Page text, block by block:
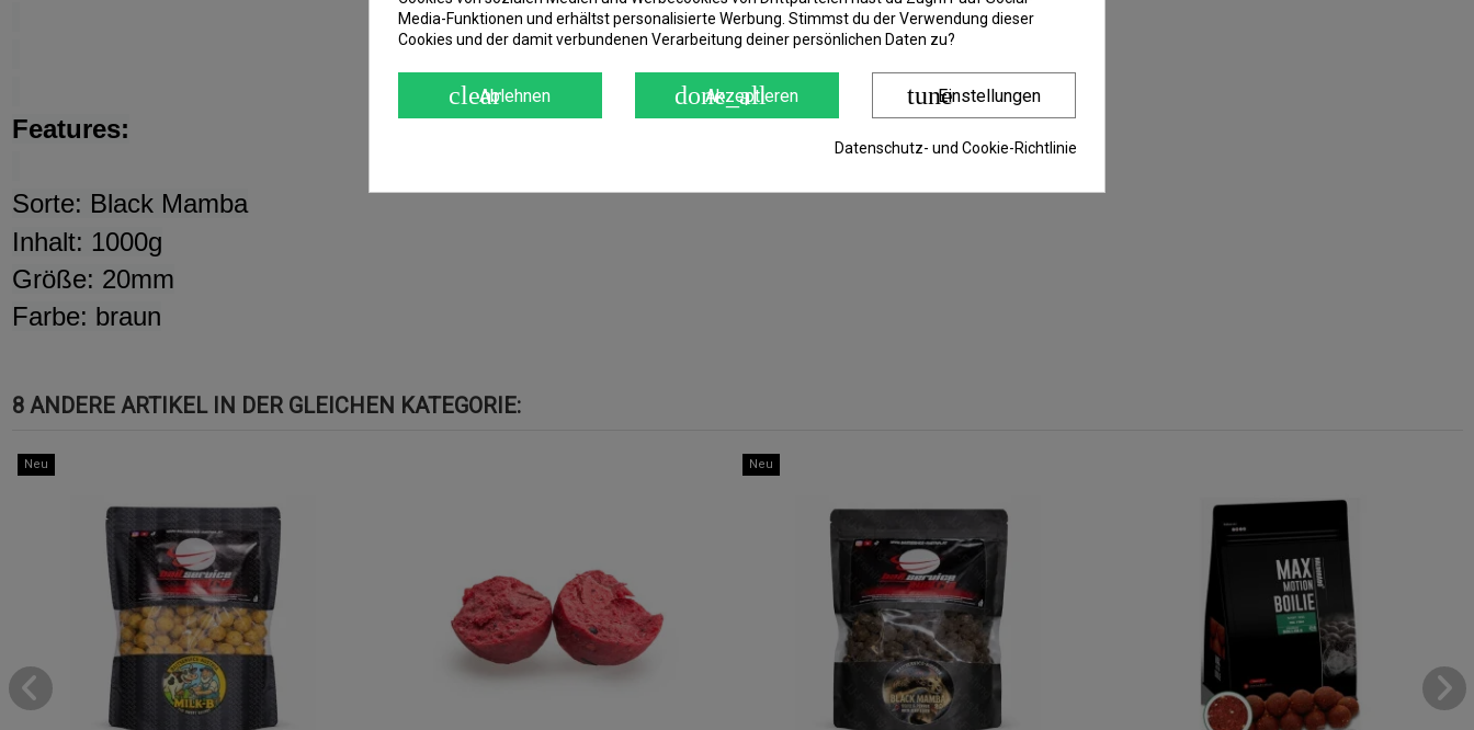
Features:
Sorte: Black Mamba
Inhalt: 1000g
Größe: 20mm
Farbe: braun
8 ANDERE ARTIKEL IN DER GLEICHEN KATEGORIE:
Neu Neu
Media-Funktionen und erhältst personalisierte Werbung. Stimmst du der Verwendung dieser
Cookies und der damit verbundenen Verarbeitung deiner persönlichen Daten zu?
clearAblehnen done_all
Akzeptieren tuneEinstellungen
Datenschutz- und Cookie-Richtlinie